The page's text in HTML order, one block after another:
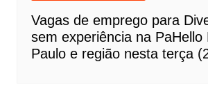
Vagas de emprego para
sem experiência na PaHello
Paulo e região nesta terça